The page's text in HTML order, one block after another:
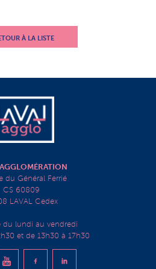
À LA LISTE
du Général Ferrié
CS 60809
LAVAL Cedex
du lundi au vendredi
et de 13h30 à 17h30